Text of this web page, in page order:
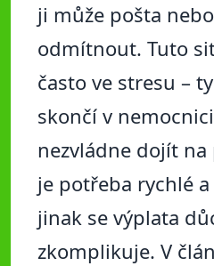
ji může pošta
odmítnout. Tuto
často ve stresu –
skončí v
nezvládne dojít
je potřeba rychlé
jinak se výplata
zkomplikuje. V